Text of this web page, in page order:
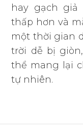
hay gạch
thấp hơn và
một thời gian
trời dễ bị
thể mang lại
tự nhiên.